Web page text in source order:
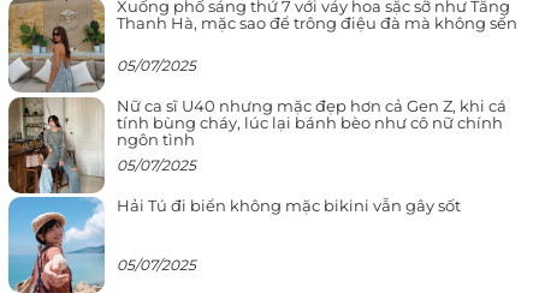
Xuống phố sáng thứ 7 với váy hoa sặc sỡ như Tăng
Thanh Hà, mặc sao để trông điệu đà mà không sến
05/07/2025
Nữ ca sĩ U40 nhưng mặc đẹp hơn cả Gen Z, khi cá
tính bùng cháy, lúc lại bánh bèo như cô nữ chính
ngôn tình
05/07/2025
Hải Tú đi biển không mặc bikini vẫn gây sốt
05/07/2025